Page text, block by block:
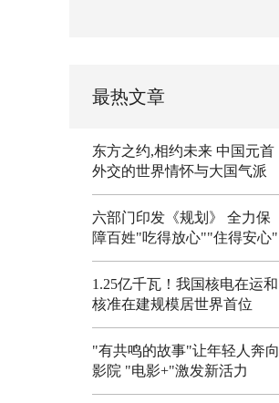
最热文章
东方之约,相约未来 中国元首
外交的世界情怀与大国气派
六部门印发《规划》 全力保
障百姓"吃得放心""住得安心"
1.25亿千瓦！我国核电在运和
核准在建规模居世界首位
"有共鸣的故事"让年轻人奔向
影院 "电影+"激发新活力